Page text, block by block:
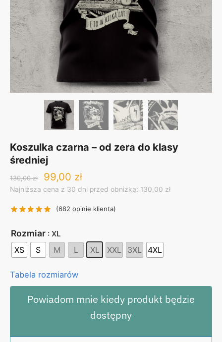
Koszulka czarna – od zera do klasy
średniej
130,00zł
Original
price
130,00 zł.
99,00 złCurrent
price
99,00 zł.
Najniższa cena z 30 dni przed obniżką: 130,00 zł
(682 opinie klienta)
Rozmiar : XL
XS S M L XL XXL 3XL 4XL
Tabela rozmiarów
Powiadom mnie kiedy produkt będzie
dostępny